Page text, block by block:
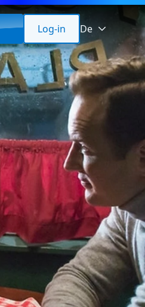
Log-in De